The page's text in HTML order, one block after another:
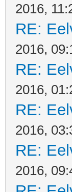
2016,
RE:
2016,
RE:
2016,
RE:
2016,
RE:
2016,